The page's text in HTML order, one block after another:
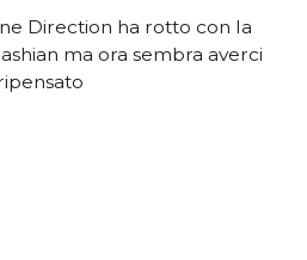
Direction ha rotto con la
ma ora sembra averci